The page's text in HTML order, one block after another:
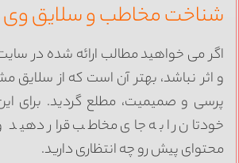
مخاطب و سلایق وی
می خواهید مطالب ارائه شده در سایت
اثر نباشد، بهتر آن است که از سلایق
و صمیمیت، مطلع گردید. برای این
را به جای مخاطب قرار دهید و
پیش رو چه انتظاری دارید.